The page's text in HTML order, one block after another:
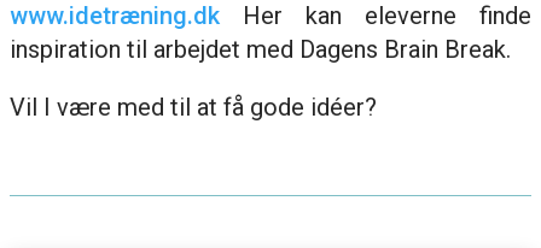
www.idetræning.dk Her kan eleverne finde
inspiration til arbejdet med Dagens Brain Break.
Vil I være med til at få gode idéer?